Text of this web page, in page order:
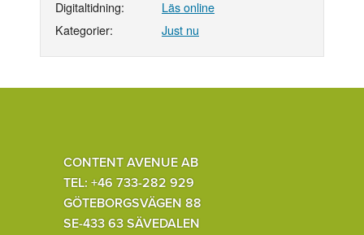
Digitaltidning:
Läs online
Kategorier:
Just nu
CONTENT AVENUE AB
TEL: +46 733-282 929
GÖTEBORGSVÄGEN 88
SE-433 63 SÄVEDALEN